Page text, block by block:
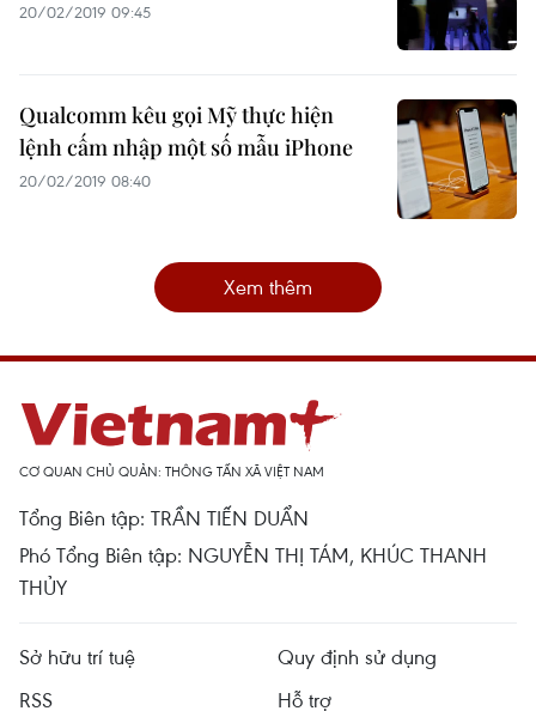
20/02/2019 09:45
Qualcomm kêu gọi Mỹ thực hiện
lệnh cấm nhập một số mẫu iPhone
20/02/2019 08:40
Xem thêm
CƠ QUAN CHỦ QUẢN: THÔNG TẤN XÃ VIỆT NAM
Tổng Biên tập: TRẦN TIẾN DUẨN
Phó Tổng Biên tập: NGUYỄN THỊ TÁM, KHÚC THANH
THỦY
Sở hữu trí tuệ
Quy định sử dụng
RSS
Hỗ trợ